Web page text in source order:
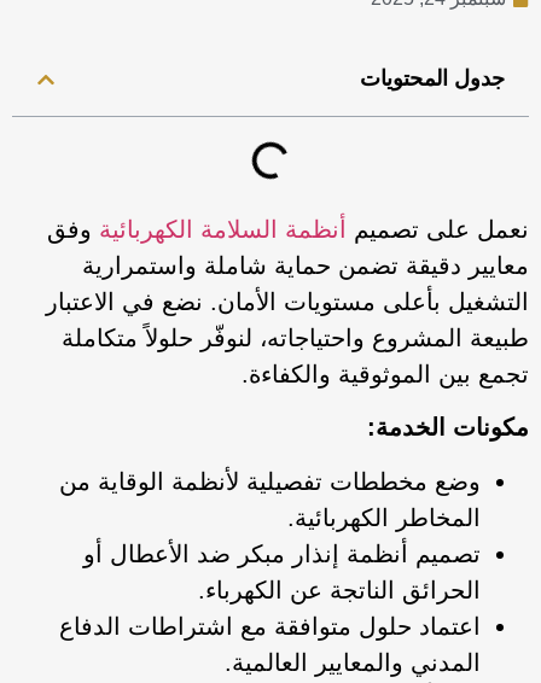
جدول المحتويات
نعمل على تصميم أنظمة السلامة الكهربائية وفق
معايير دقيقة تضمن حماية شاملة واستمرارية
التشغيل بأعلى مستويات الأمان. نضع في الاعتبار
طبيعة المشروع واحتياجاته، لنوفّر حلولاً متكاملة
تجمع بين الموثوقية والكفاءة.
مكونات الخدمة:
وضع مخططات تفصيلية لأنظمة الوقاية من
المخاطر الكهربائية.
تصميم أنظمة إنذار مبكر ضد الأعطال أو
الحرائق الناتجة عن الكهرباء.
اعتماد حلول متوافقة مع اشتراطات الدفاع
المدني والمعايير العالمية.